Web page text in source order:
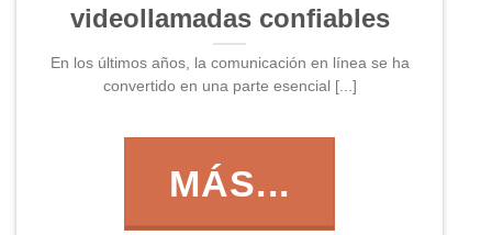
videollamadas confiables
En los últimos años, la comunicación en línea se ha
convertido en una parte esencial [...]
MÁS...